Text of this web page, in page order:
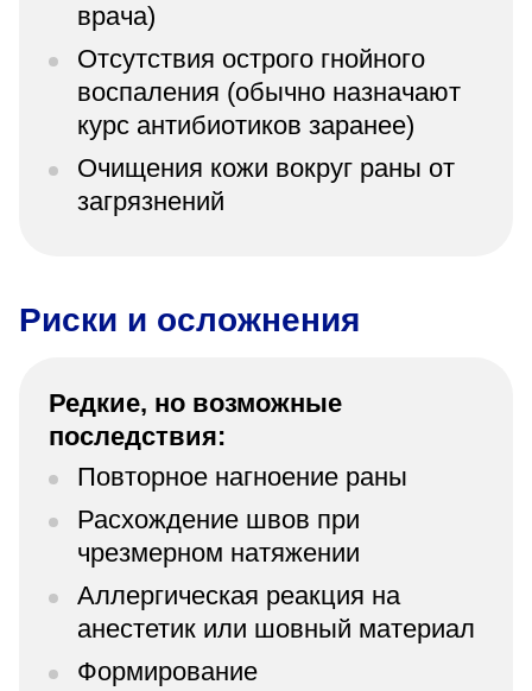
врача)
Отсутствия острого гнойного
воспаления (обычно назначают
курс антибиотиков заранее)
Очищения кожи вокруг раны от
загрязнений
Риски и осложнения
Редкие, но возможные
последствия:
Повторное нагноение раны
Расхождение швов при
чрезмерном натяжении
Аллергическая реакция на
анестетик или шовный материал
Формирование